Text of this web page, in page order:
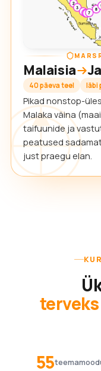
Malaisia
40 päeva teel läbi
Pikad nonstop-
Malaka väina
taifuunide ja
peatused
just praegu elan.
55